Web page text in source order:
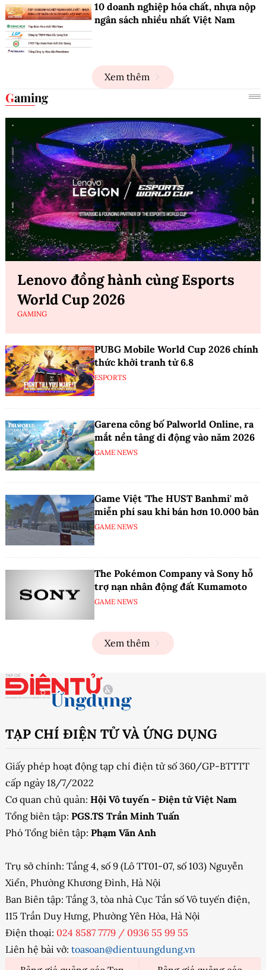
10 doanh nghiệp hóa chất, nhựa nộp
ngân sách nhiều nhất Việt Nam
Xem thêm
Gaming
Lenovo đồng hành cùng Esports
World Cup 2026
GAMING
PUBG Mobile World Cup 2026 chính
thức khởi tranh từ 6.8
ESPORTS
Garena công bố Palworld Online, ra
mắt nền tảng di động vào năm 2026
GAME NEWS
Game Việt 'The HUST Banhmi' mở
miễn phí sau khi bán hơn 10.000 bản
GAME NEWS
The Pokémon Company và Sony hỗ
trợ nạn nhân động đất Kumamoto
GAME NEWS
Xem thêm
TẠP CHÍ ĐIỆN TỬ VÀ ỨNG DỤNG
Giấy phép hoạt động tạp chí điện tử số 360/GP-BTTTT
cấp ngày 18/7/2022
Cơ quan chủ quản: Hội Vô tuyến - Điện tử Việt Nam
Tổng biên tập: PGS.TS Trần Minh Tuấn
Phó Tổng biên tập: Phạm Văn Anh
Trụ sở chính: Tầng 4, số 9 (Lô TT01-07, số 103) Nguyễn
Xiển, Phường Khương Đình, Hà Nội
Ban Biên tập: Tầng 3, tòa nhà Cục Tần số Vô tuyến điện,
115 Trần Duy Hưng, Phường Yên Hòa, Hà Nội
Điện thoại: 024 8587 7779 / 0936 55 99 55
Liên hệ bài vở: toasoan@dientuungdung.vn